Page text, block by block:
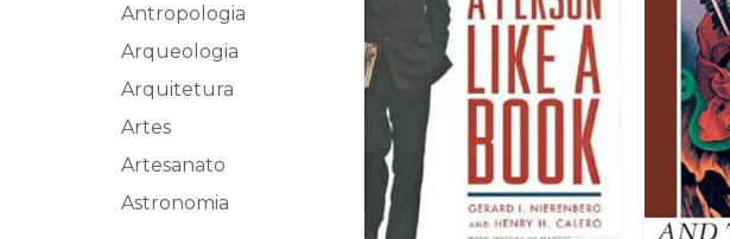
Antropologia
Arqueologia
Arquitetura
Artes
Artesanato
Astronomia